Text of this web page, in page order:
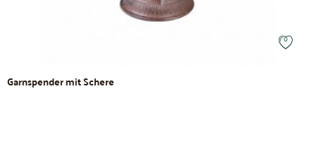
Garnspender mit Schere